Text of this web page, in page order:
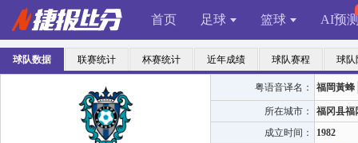
首页 足球 篮球 AI预
球队数据 联赛统计 杯赛统计 近年成绩 球队赛程 球队
粤语音译名： 福岡黃蜂
所在城市：
福冈县福
成立时间：
1982